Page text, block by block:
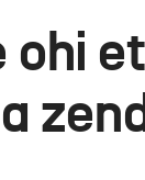
ohi